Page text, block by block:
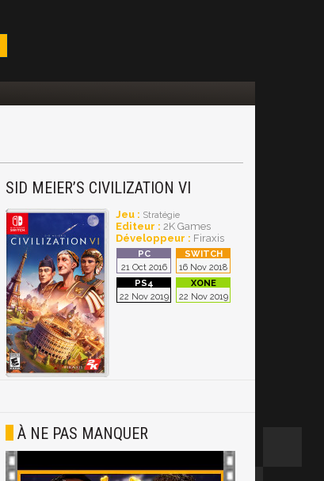
SID MEIER’S CIVILIZATION VI
Jeu : Stratégie
Editeur : 2K Games
Développeur : Firaxis
21 Oct 2016 16 Nov 2018
22 Nov 2019 22 Nov 2019
À NE PAS MANQUER